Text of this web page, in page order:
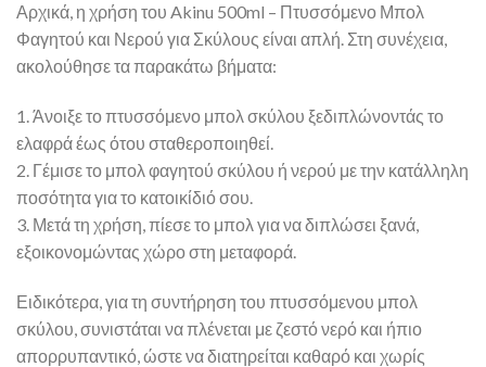
Αρχικά, η χρήση του Akinu 500ml – Πτυσσόμενο Μπολ
Φαγητού και Νερού για Σκύλους είναι απλή. Στη συνέχεια,
ακολούθησε τα παρακάτω βήματα:
1. Άνοιξε το πτυσσόμενο μπολ σκύλου ξεδιπλώνοντάς το
ελαφρά έως ότου σταθεροποιηθεί.
2. Γέμισε το μπολ φαγητού σκύλου ή νερού με την κατάλληλη
ποσότητα για το κατοικίδιό σου.
3. Μετά τη χρήση, πίεσε το μπολ για να διπλώσει ξανά,
εξοικονομώντας χώρο στη μεταφορά.
Ειδικότερα, για τη συντήρηση του πτυσσόμενου μπολ
σκύλου, συνιστάται να πλένεται με ζεστό νερό και ήπιο
απορρυπαντικό, ώστε να διατηρείται καθαρό και χωρίς